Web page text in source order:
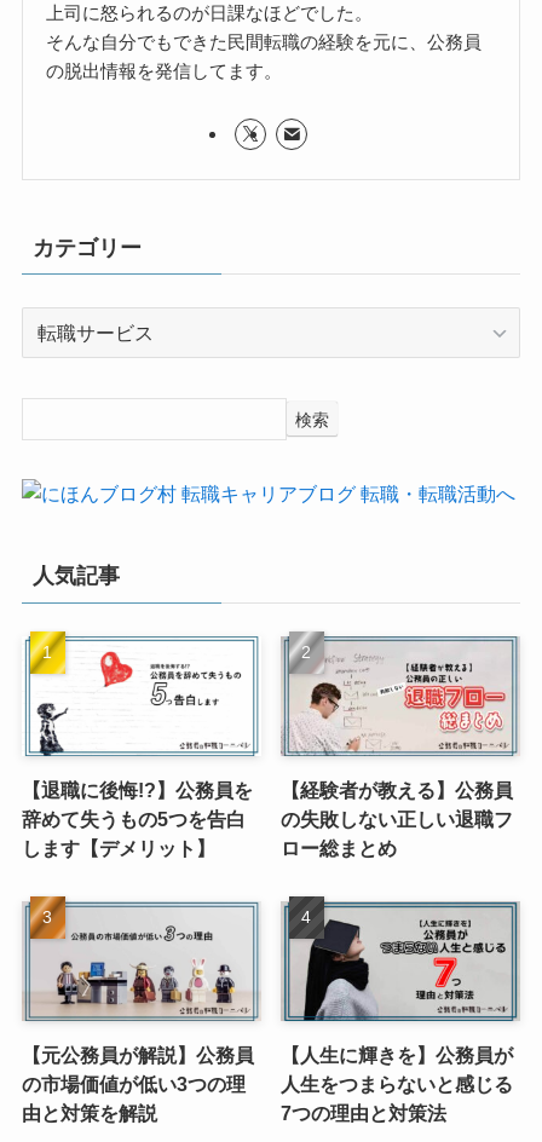
上司に怒られるのが日課なほどでした。
そんな自分でもできた民間転職の経験を元に、公務員
の脱出情報を発信してます。
カテゴリー
ー
検索
人気記事
【退職に後悔!?】公務員を
辞めて失うもの5つを告白
します【デメリット】
【経験者が教える】公務員
の失敗しない正しい退職フ
ロー総まとめ
【元公務員が解説】公務員
の市場価値が低い3つの理
由と対策を解説
【人生に輝きを】公務員が
人生をつまらないと感じる
7つの理由と対策法